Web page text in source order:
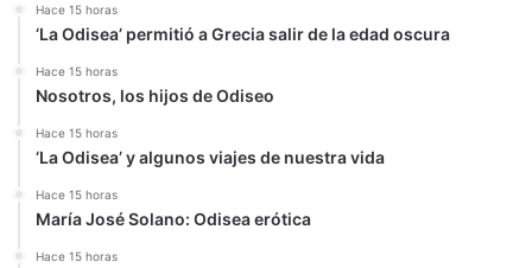
Hace 15 horas
‘La Odisea’ permitió a Grecia salir de la edad oscura
Hace 15 horas
Nosotros, los hijos de Odiseo
Hace 15 horas
‘La Odisea’ y algunos viajes de nuestra vida
Hace 15 horas
María José Solano: Odisea erótica
Hace 15 horas